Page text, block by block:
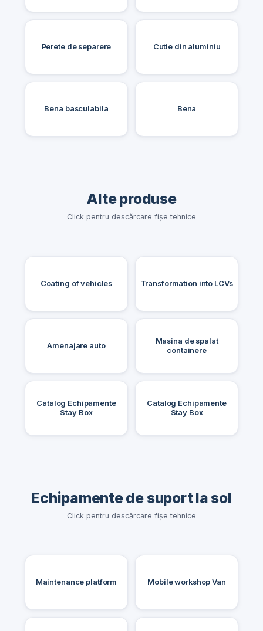
Perete de separere Cutie din aluminiu
Bena basculabila Bena
Alte produse
Click pentru descărcare fișe tehnice
Coating of vehicles Transformation into LCVs
Amenajare auto
Masina de spalat
containere
Catalog Echipamente
Stay Box
Catalog Echipamente
Stay Box
Echipamente de suport la sol
Click pentru descărcare fișe tehnice
Maintenance platform Mobile workshop Van